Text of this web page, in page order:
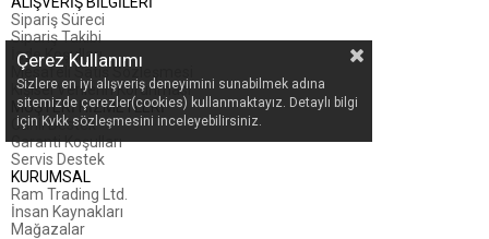
Sipariş Süreci
Sipariş Takibi
İade Koşulları
Mesafeli Satış Sözleşmesi
Kişisel Verilerin Korunması
MÜŞTERİ HİZMETLERİ
Canlı Destek
Garanti Koşulları
Servis Destek
KURUMSAL
Ram Trading Ltd.
İnsan Kaynakları
Mağazalar
Çerez Kullanımı
Sizlere en iyi alışveriş deneyimini sunabilmek adına
sitemizde çerezler(cookies) kullanmaktayız. Detaylı bilgi
için Kvkk sözleşmesini inceleyebilirsiniz.